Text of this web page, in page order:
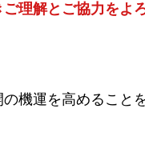
理解とご協力をよ
機運を高めること